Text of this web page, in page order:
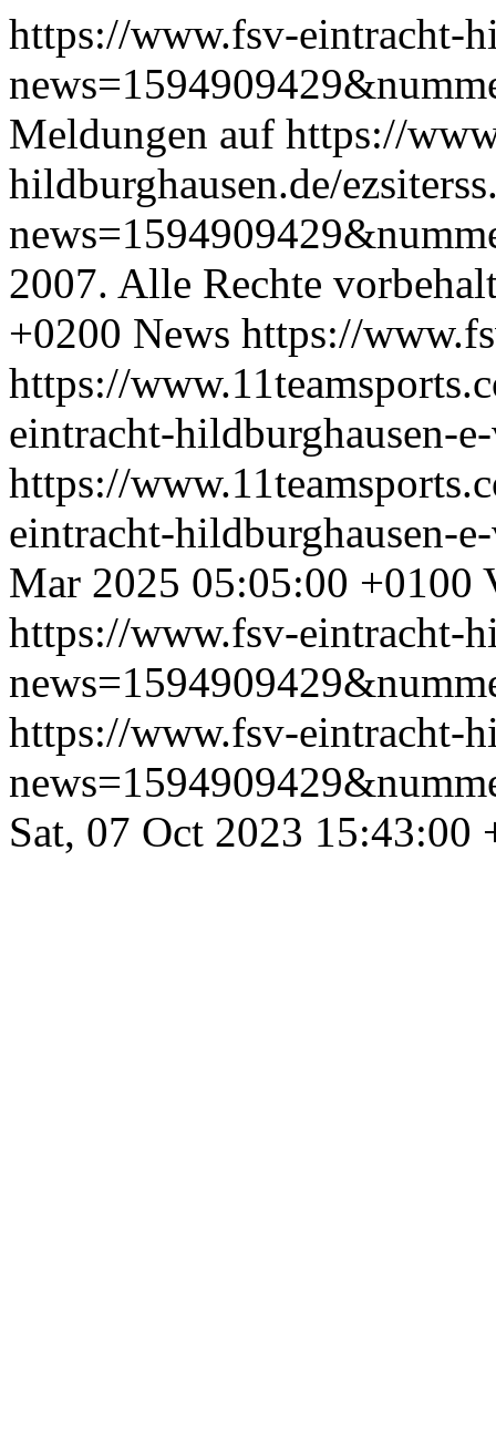
https://www.fsv-eintracht-
Meldungen auf https://
hildburghausen.de/
2007. Alle Rechte
+0200 News https://
https://
eintracht-hildburghausen-
https://
eintracht-hildburghausen-
Mar 2025 05:05:00 +0100
https://www.fsv-eintracht-
https://www.fsv-eintracht-
Sat, 07 Oct 2023 15:43:00